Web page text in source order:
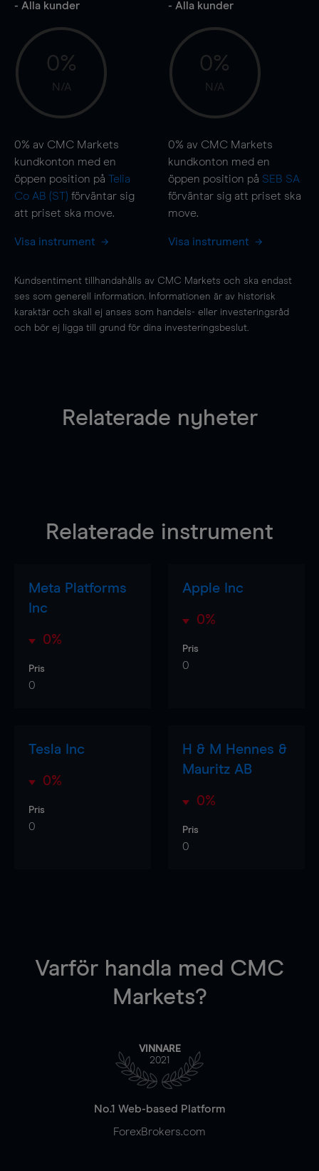
- Alla kunder
0%
N/A
0% av CMC Markets
kundkonton med en
öppen position på Telia
Co AB (ST) förväntar sig
att priset ska move.
Visa instrument
- Alla kunder
0%
N/A
0% av CMC Markets
kundkonton med en
öppen position på SEB SA
förväntar sig att priset ska
move.
Visa instrument
Kundsentiment tillhandahålls av CMC Markets och ska endast
ses som generell information. Informationen är av historisk
karaktär och skall ej anses som handels- eller investeringsråd
och bör ej ligga till grund för dina investeringsbeslut.
Relaterade nyheter
Relaterade instrument
Meta Platforms
Inc
0%
Pris
0
Apple Inc
0%
Pris
0
Tesla Inc
0%
Pris
0
H & M Hennes &
Mauritz AB
0%
Pris
0
Varför handla med CMC
Markets?
VINNARE
2021
No.1 Web-based Platform
ForexBrokers.com